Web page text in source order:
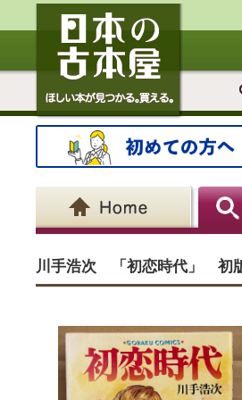
川手浩次 「初恋時代」 初